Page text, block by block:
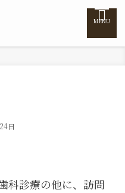
MENU
日
科診療の他に、訪問